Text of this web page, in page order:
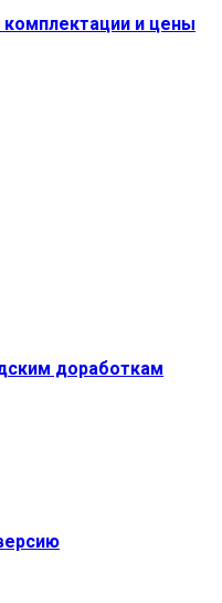
комплектации и цены
доработкам